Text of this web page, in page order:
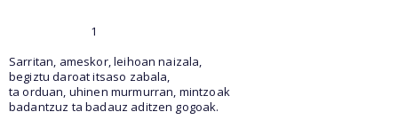
1
Sarritan, ameskor, leihoan naizala,
begiztu daroat itsaso zabala,
ta orduan, uhinen murmurran, mintzoak
badantzuz ta badauz aditzen gogoak.